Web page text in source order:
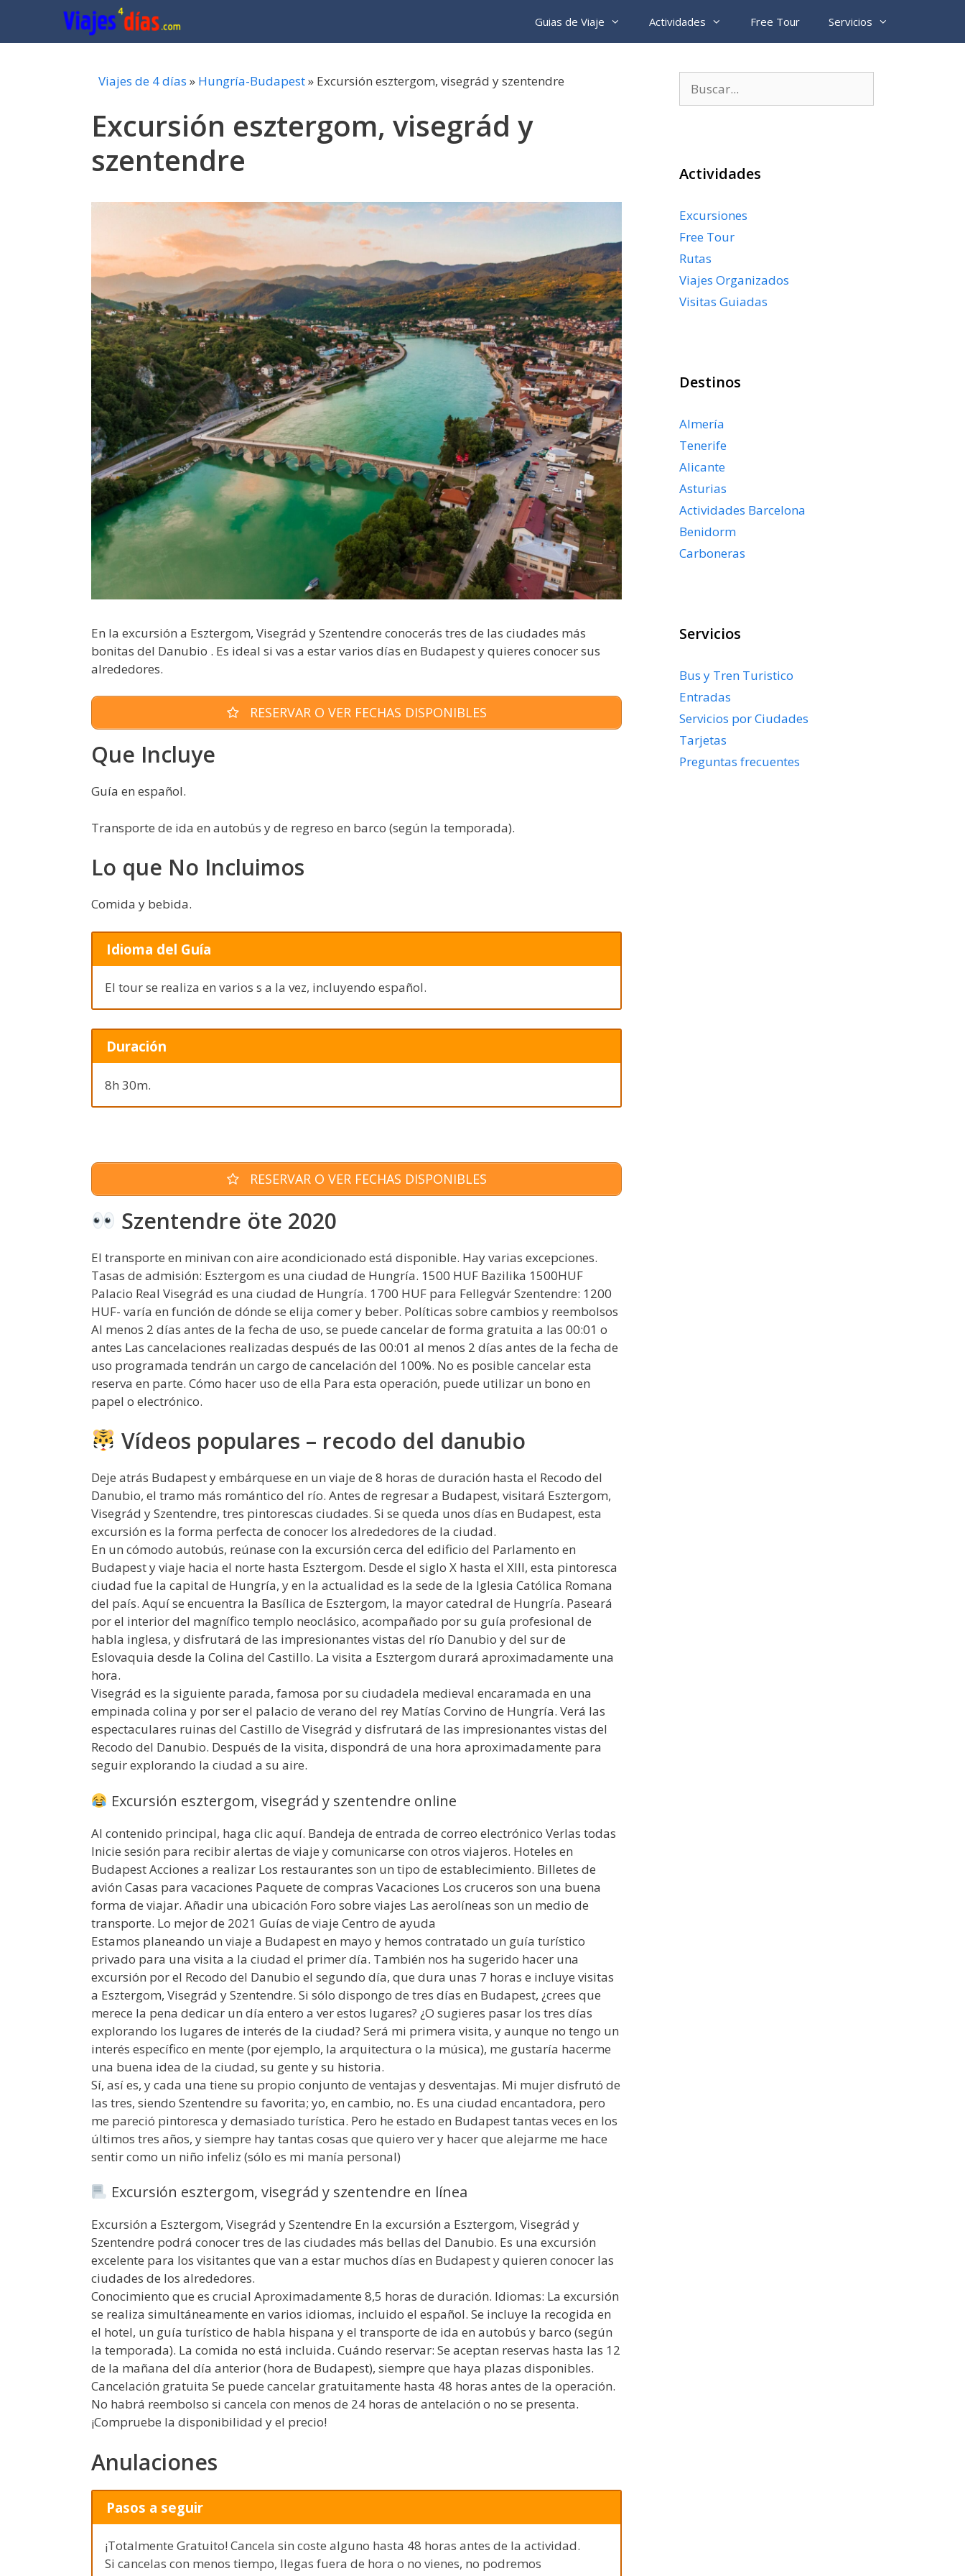
contenido
Guias de Viaje Actividades Free Tour Servicios
Viajes de 4 días » Hungría-Budapest» Excursión esztergom, visegrád y szentendre
Excursión esztergom, visegrád y
szentendre
En la excursión a Esztergom, Visegrád y Szentendre conocerás tres de las ciudades más
bonitas del Danubio . Es ideal si vas a estar varios días en Budapest y quieres conocer sus
alrededores.
RESERVAR O VER FECHAS DISPONIBLES
Que Incluye
Guía en español.
Transporte de ida en autobús y de regreso en barco (según la temporada).
Lo que No Incluimos
Comida y bebida.
Idioma del Guía
El tour se realiza en varios s a la vez, incluyendo español.
Duración
8h 30m.
RESERVAR O VER FECHAS DISPONIBLES
Szentendre öte 2020
El transporte en minivan con aire acondicionado está disponible. Hay varias excepciones.
Tasas de admisión: Esztergom es una ciudad de Hungría. 1500 HUF Bazilika 1500HUF
Palacio Real Visegrád es una ciudad de Hungría. 1700 HUF para Fellegvár Szentendre: 1200
HUF- varía en función de dónde se elija comer y beber. Políticas sobre cambios y reembolsos
Al menos 2 días antes de la fecha de uso, se puede cancelar de forma gratuita a las 00:01 o
antes Las cancelaciones realizadas después de las 00:01 al menos 2 días antes de la fecha de
uso programada tendrán un cargo de cancelación del 100%. No es posible cancelar esta
reserva en parte. Cómo hacer uso de ella Para esta operación, puede utilizar un bono en
papel o electrónico.
Vídeos populares – recodo del danubio
Deje atrás Budapest y embárquese en un viaje de 8 horas de duración hasta el Recodo del
Danubio, el tramo más romántico del río. Antes de regresar a Budapest, visitará Esztergom,
Visegrád y Szentendre, tres pintorescas ciudades. Si se queda unos días en Budapest, esta
excursión es la forma perfecta de conocer los alrededores de la ciudad.
En un cómodo autobús, reúnase con la excursión cerca del edificio del Parlamento en
Budapest y viaje hacia el norte hasta Esztergom. Desde el siglo X hasta el XIII, esta pintoresca
ciudad fue la capital de Hungría, y en la actualidad es la sede de la Iglesia Católica Romana
del país. Aquí se encuentra la Basílica de Esztergom, la mayor catedral de Hungría. Paseará
por el interior del magnífico templo neoclásico, acompañado por su guía profesional de
habla inglesa, y disfrutará de las impresionantes vistas del río Danubio y del sur de
Eslovaquia desde la Colina del Castillo. La visita a Esztergom durará aproximadamente una
hora.
Visegrád es la siguiente parada, famosa por su ciudadela medieval encaramada en una
empinada colina y por ser el palacio de verano del rey Matías Corvino de Hungría. Verá las
espectaculares ruinas del Castillo de Visegrád y disfrutará de las impresionantes vistas del
Recodo del Danubio. Después de la visita, dispondrá de una hora aproximadamente para
seguir explorando la ciudad a su aire.
Excursión esztergom, visegrád y szentendre online
Al contenido principal, haga clic aquí. Bandeja de entrada de correo electrónico Verlas todas
Inicie sesión para recibir alertas de viaje y comunicarse con otros viajeros. Hoteles en
Budapest Acciones a realizar Los restaurantes son un tipo de establecimiento. Billetes de
avión Casas para vacaciones Paquete de compras Vacaciones Los cruceros son una buena
forma de viajar. Añadir una ubicación Foro sobre viajes Las aerolíneas son un medio de
transporte. Lo mejor de 2021 Guías de viaje Centro de ayuda
Estamos planeando un viaje a Budapest en mayo y hemos contratado un guía turístico
privado para una visita a la ciudad el primer día. También nos ha sugerido hacer una
excursión por el Recodo del Danubio el segundo día, que dura unas 7 horas e incluye visitas
a Esztergom, Visegrád y Szentendre. Si sólo dispongo de tres días en Budapest, ¿crees que
merece la pena dedicar un día entero a ver estos lugares? ¿O sugieres pasar los tres días
explorando los lugares de interés de la ciudad? Será mi primera visita, y aunque no tengo un
interés específico en mente (por ejemplo, la arquitectura o la música), me gustaría hacerme
una buena idea de la ciudad, su gente y su historia.
Sí, así es, y cada una tiene su propio conjunto de ventajas y desventajas. Mi mujer disfrutó de
las tres, siendo Szentendre su favorita; yo, en cambio, no. Es una ciudad encantadora, pero
me pareció pintoresca y demasiado turística. Pero he estado en Budapest tantas veces en los
últimos tres años, y siempre hay tantas cosas que quiero ver y hacer que alejarme me hace
sentir como un niño infeliz (sólo es mi manía personal)
Excursión esztergom, visegrád y szentendre en línea
Excursión a Esztergom, Visegrád y Szentendre En la excursión a Esztergom, Visegrád y
Szentendre podrá conocer tres de las ciudades más bellas del Danubio. Es una excursión
excelente para los visitantes que van a estar muchos días en Budapest y quieren conocer las
ciudades de los alrededores.
Conocimiento que es crucial Aproximadamente 8,5 horas de duración. Idiomas: La excursión
se realiza simultáneamente en varios idiomas, incluido el español. Se incluye la recogida en
el hotel, un guía turístico de habla hispana y el transporte de ida en autobús y barco (según
la temporada). La comida no está incluida. Cuándo reservar: Se aceptan reservas hasta las 12
de la mañana del día anterior (hora de Budapest), siempre que haya plazas disponibles.
Cancelación gratuita Se puede cancelar gratuitamente hasta 48 horas antes de la operación.
No habrá reembolso si cancela con menos de 24 horas de antelación o no se presenta.
¡Compruebe la disponibilidad y el precio!
Anulaciones
Pasos a seguir
¡Totalmente Gratuito! Cancela sin coste alguno hasta 48 horas antes de la actividad.
Si cancelas con menos tiempo, llegas fuera de hora o no vienes, no podremos
Actividades
Excursiones
Free Tour
Rutas
Viajes Organizados
Visitas Guiadas
Destinos
Almería
Tenerife
Alicante
Asturias
Actividades Barcelona
Benidorm
Carboneras
Servicios
Bus y Tren Turistico
Entradas
Servicios por Ciudades
Tarjetas
Preguntas frecuentes